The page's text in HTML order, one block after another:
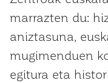
marrazten du:
aniztasuna,
mugimenduen
egitura eta